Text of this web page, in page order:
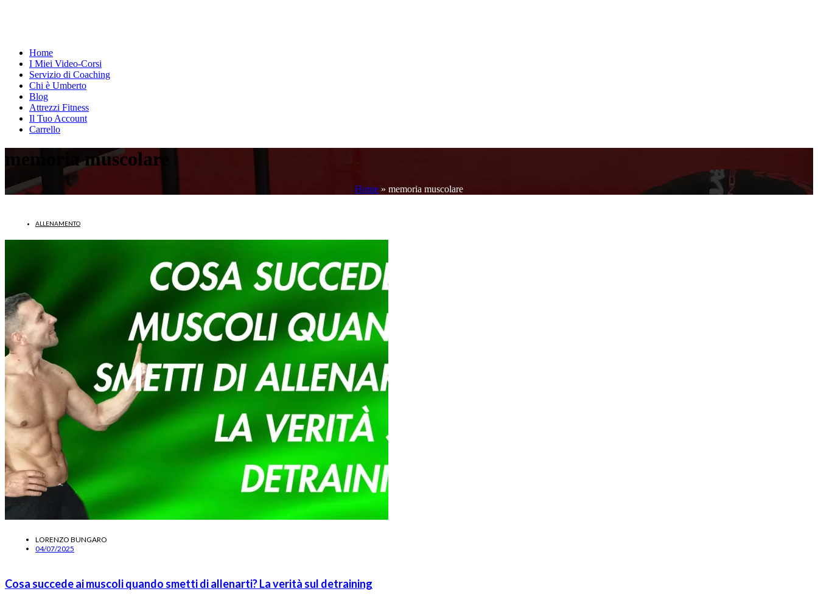
Home
I Miei Video-Corsi
Servizio di Coaching
Chi è Umberto
Blog
Attrezzi Fitness
Il Tuo Account
Carrello
memoria muscolare
Home » memoria muscolare
ALLENAMENTO
LORENZO BUNGARO
04/07/2025
Cosa succede ai muscoli quando smetti di allenarti? La verità sul detraining